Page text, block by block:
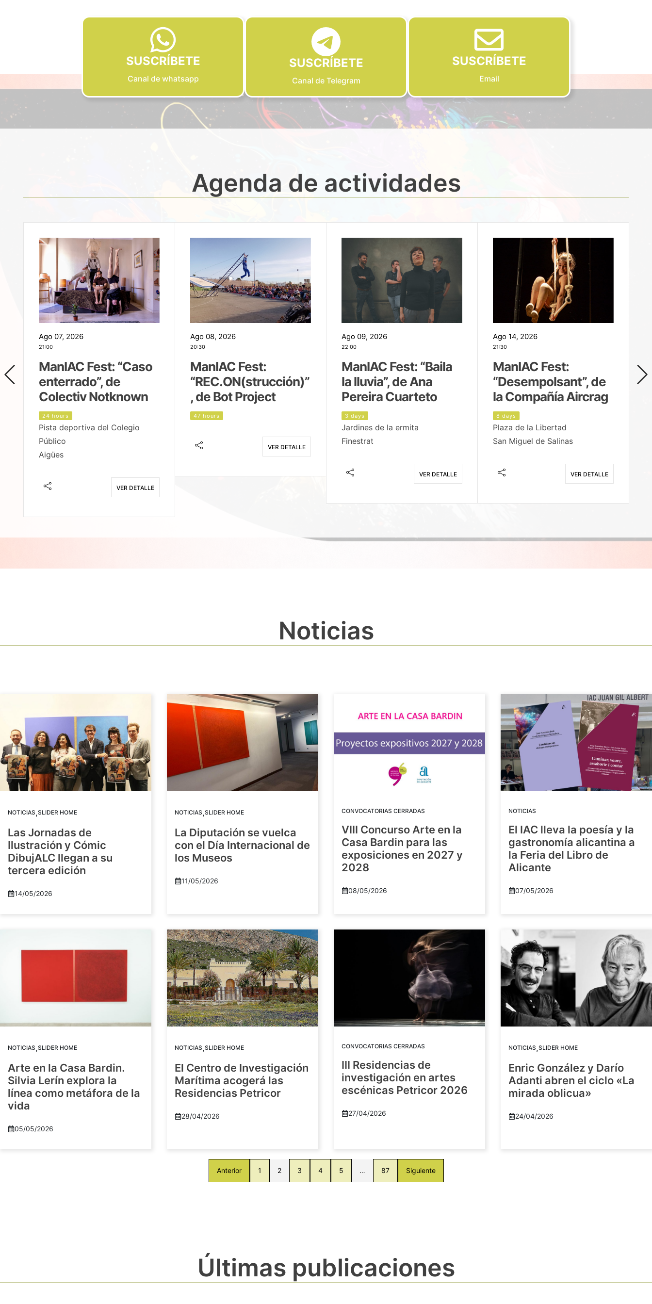
SUSCRÍBETE
Canal de whatsapp
SUSCRÍBETE
Canal de Telegram
SUSCRÍBETE
Email
Agenda de actividades
Ago 07, 2026
21:00
ManIAC Fest: “Caso
enterrado”, de
Colectiv Notknown
24 hours
Pista deportiva del Colegio
Público
Aigües
VER DETALLE
Ago 08, 2026
20:30
ManIAC Fest:
“REC.ON(strucción)”
, de Bot Project
47 hours
VER DETALLE
Ago 09, 2026
22:00
ManIAC Fest: “Baila
la lluvia”, de Ana
Pereira Cuarteto
3 days
Jardines de la ermita
Finestrat
VER DETALLE
Ago 14, 2026
21:30
ManIAC Fest:
“Desempolsant”, de
la Compañía Aircrag
8 days
Plaza de la Libertad
San Miguel de Salinas
VER DETALLE
Noticias
NOTICIAS,SLIDER HOME
Las Jornadas de
Ilustración y Cómic
DibujALC llegan a su
tercera edición
14/05/2026
NOTICIAS,SLIDER HOME
La Diputación se vuelca
con el Día Internacional de
los Museos
11/05/2026
CONVOCATORIAS CERRADAS
VIII Concurso Arte en la
Casa Bardin para las
exposiciones en 2027 y
2028
08/05/2026
NOTICIAS
El IAC lleva la poesía y la
gastronomía alicantina a
la Feria del Libro de
Alicante
07/05/2026
NOTICIAS,SLIDER HOME
Arte en la Casa Bardin.
Silvia Lerín explora la
línea como metáfora de la
vida
05/05/2026
NOTICIAS,SLIDER HOME
El Centro de Investigación
Marítima acogerá las
Residencias Petricor
28/04/2026
CONVOCATORIAS CERRADAS
III Residencias de
investigación en artes
escénicas Petricor 2026
27/04/2026
NOTICIAS,SLIDER HOME
Enric González y Darío
Adanti abren el ciclo «La
mirada oblicua»
24/04/2026
Anterior 1 2 3 4 5 … 87 Siguiente
Últimas publicaciones